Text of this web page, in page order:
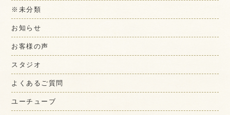
※未分類
お知らせ
お客様の声
スタジオ
よくあるご質問
ユーチューブ